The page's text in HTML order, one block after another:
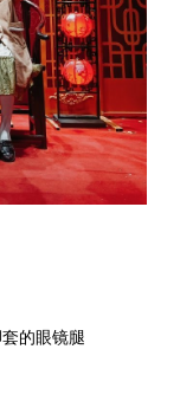
的眼镜腿